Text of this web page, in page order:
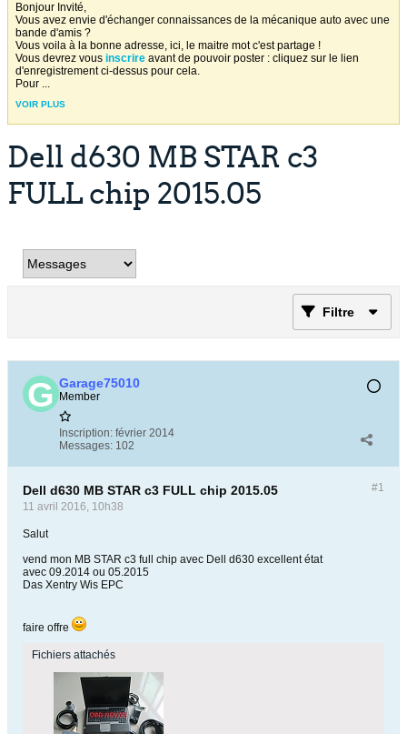
Bonjour Invité,
Vous avez envie d'échanger connaissances de la mécanique auto avec une
bande d'amis ?
Vous voila à la bonne adresse, ici, le maitre mot c'est partage !
Vous devrez vous inscrire avant de pouvoir poster : cliquez sur le lien
d'enregistrement ci-dessus pour cela.
Pour ...
VOIR PLUS
Dell d630 MB STAR c3
FULL chip 2015.05
Filtre
Garage75010
Member
Inscription: février 2014
Messages: 102
#1
Dell d630 MB STAR c3 FULL chip 2015.05
11 avril 2016, 10h38
Salut
vend mon MB STAR c3 full chip avec Dell d630 excellent état
avec 09.2014 ou 05.2015
Das Xentry Wis EPC
faire offre
Fichiers attachés